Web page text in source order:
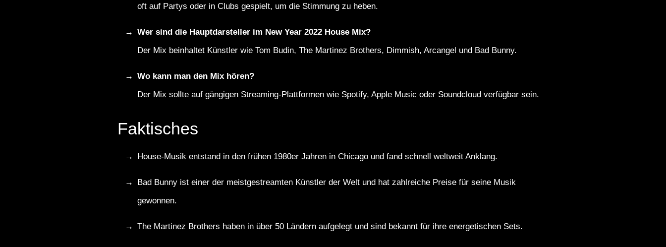
oft auf Partys oder in Clubs gespielt, um die Stimmung zu heben.
Wer sind die Hauptdarsteller im New Year 2022 House Mix?
Der Mix beinhaltet Künstler wie Tom Budin, The Martinez Brothers, Dimmish, Arcangel und Bad Bunny.
Wo kann man den Mix hören?
Der Mix sollte auf gängigen Streaming-Plattformen wie Spotify, Apple Music oder Soundcloud verfügbar sein.
Faktisches
House-Musik entstand in den frühen 1980er Jahren in Chicago und fand schnell weltweit Anklang.
Bad Bunny ist einer der meistgestreamten Künstler der Welt und hat zahlreiche Preise für seine Musik
gewonnen.
The Martinez Brothers haben in über 50 Ländern aufgelegt und sind bekannt für ihre energetischen Sets.